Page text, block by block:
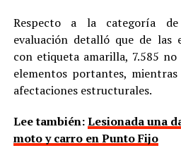
Respecto a la categoría
evaluación detalló que de las
con etiqueta amarilla, 7.585
elementos portantes,
afectaciones estructurales.
Lee también:Lesionada una
moto y carro en Punto Fijo